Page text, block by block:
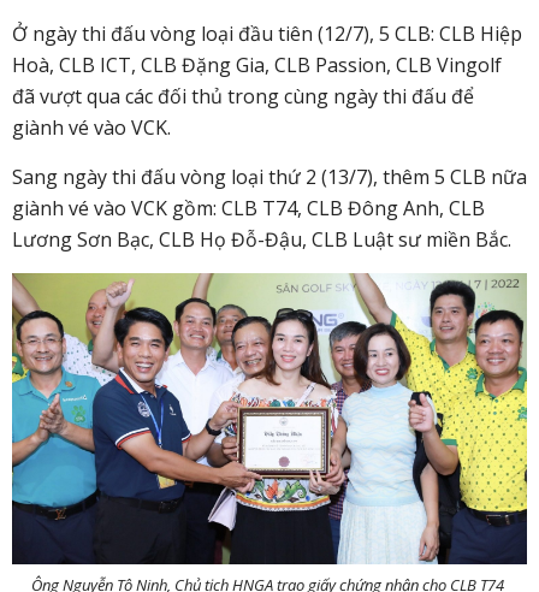
Ở ngày thi đấu vòng loại đầu tiên (12/7), 5 CLB: CLB Hiệp
Hoà, CLB ICT, CLB Đặng Gia, CLB Passion, CLB Vingolf
đã vượt qua các đối thủ trong cùng ngày thi đấu để
giành vé vào VCK.
Sang ngày thi đấu vòng loại thứ 2 (13/7), thêm 5 CLB nữa
giành vé vào VCK gồm: CLB T74, CLB Đông Anh, CLB
Lương Sơn Bạc, CLB Họ Đỗ-Đậu, CLB Luật sư miền Bắc.
Ông Nguyễn Tô Ninh, Chủ tịch HNGA trao giấy chứng nhận cho CLB T74